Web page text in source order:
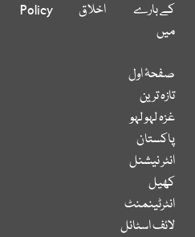
کے بارے
میں
اخلاق
Policy
صفحۂ اول
تازہ ترین
غزہ لہو لہو
پاکستان
انٹر نیشنل
کھیل
انٹرٹینمنٹ
لائف اسٹائل